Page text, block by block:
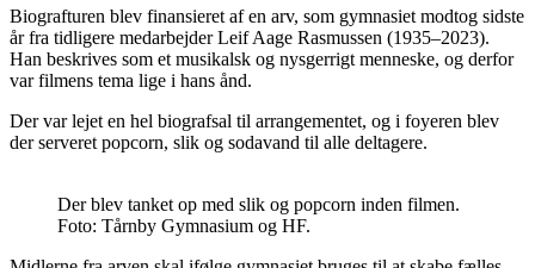
Biografturen blev finansieret af en arv, som gymnasiet modtog sidste
år fra tidligere medarbejder Leif Aage Rasmussen (1935–2023).
Han beskrives som et musikalsk og nysgerrigt menneske, og derfor
var filmens tema lige i hans ånd.
Der var lejet en hel biografsal til arrangementet, og i foyeren blev
der serveret popcorn, slik og sodavand til alle deltagere.
Der blev tanket op med slik og popcorn inden filmen.
Foto: Tårnby Gymnasium og HF.